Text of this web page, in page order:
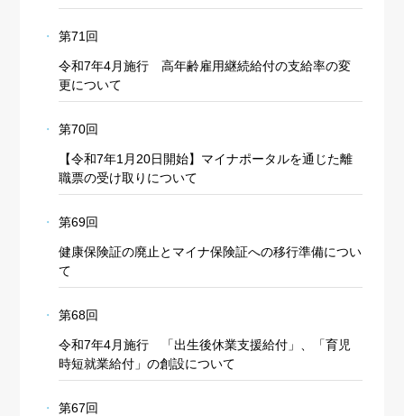
第71回
令和7年4月施行 高年齢雇用継続給付の支給率の変
更について
第70回
【令和7年1月20日開始】マイナポータルを通じた離
職票の受け取りについて
第69回
健康保険証の廃止とマイナ保険証への移行準備につい
て
第68回
令和7年4月施行 「出生後休業支援給付」、「育児
時短就業給付」の創設について
第67回